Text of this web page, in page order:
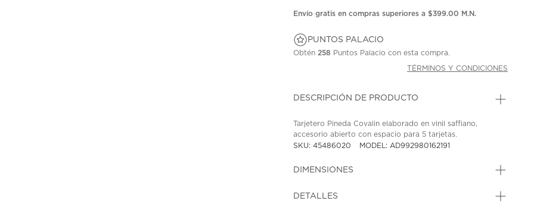
Envío gratis en compras superiores a $399.00 M.N.
PUNTOS PALACIO
Obtén 258 Puntos Palacio con esta compra.
TÉRMINOS Y CONDICIONES
DESCRIPCIÓN DE PRODUCTO
Tarjetero Pineda Covalin elaborado en vinil saffiano,
accesorio abierto con espacio para 5 tarjetas.
SKU: 45486020
MODEL: AD992980162191
DIMENSIONES
DETALLES